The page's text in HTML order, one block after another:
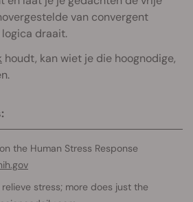
van convergent
logica draait.
houdt, kan wiet je die hoognodige,
the Human Stress Response
stress; more does just the